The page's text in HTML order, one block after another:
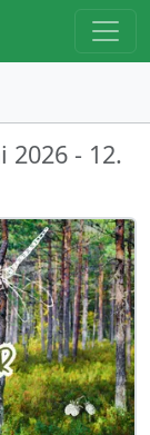
2026 - 12.